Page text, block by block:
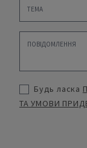
Будь ласка
ТА УМОВИ